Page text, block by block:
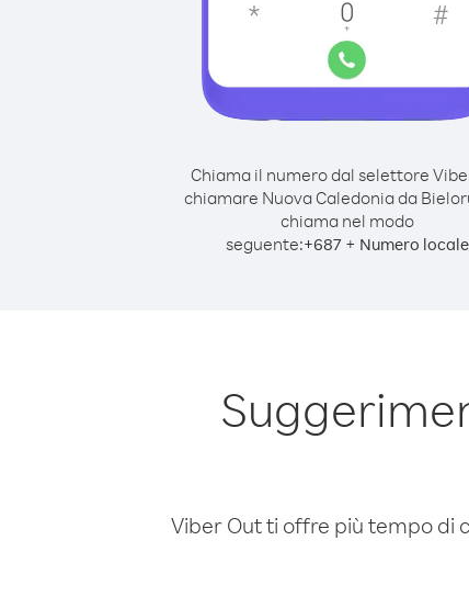
Chiama il numero dal selettore
chiamare Nuova Caledonia da
chiama nel modo
seguente:+687 + Numero locale
Viber Out ti offre più tempo di